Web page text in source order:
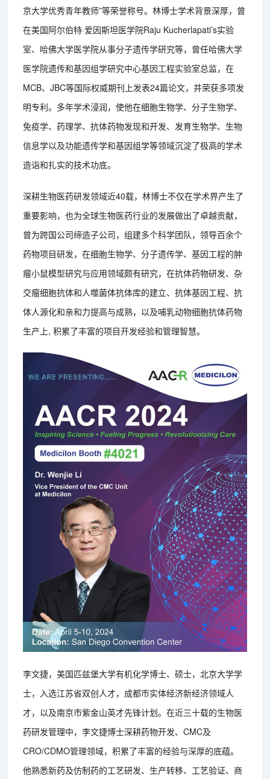
京大学优秀青年教师”等荣誉称号。林博士学术背景深厚，曾
在美国阿尔伯特·爱因斯坦医学院Raju Kucherlapati’s实验
室、哈佛大学医学院从事分子遗传学研究等，曾任哈佛大学
医学院遗传和基因组学研究中心基因工程实验室总监，在
MCB、JBC等国际权威期刊上发表24篇论文，并荣获多项发
明专利。多年学术浸润，使他在细胞生物学、分子生物学、
免疫学、药理学、抗体药物发现和开发、发育生物学、生物
信息学以及功能遗传学和基因组学等领域沉淀了极高的学术
造诣和扎实的技术功底。
深耕生物医药研发领域近40载，林博士不仅在学术界产生了
重要影响，也为全球生物医药行业的发展做出了卓越贡献，
曾为跨国公司缔造子公司，组建多个科学团队，领导百余个
药物项目研发，在细胞生物学、分子遗传学、基因工程的肿
瘤小鼠模型研究与应用领域颇有研究，在抗体药物研发、杂
交瘤细胞抗体和人噬菌体抗体库的建立、抗体基因工程、抗
体人源化和亲和力提高与成熟，以及哺乳动物细胞抗体药物
生产上, 积累了丰富的项目开发经验和管理智慧。
李文捷，美国匹兹堡大学有机化学博士、硕士，北京大学学
士，入选江苏省双创人才，成都市实体经济新经济领域人
才，以及南京市紫金山英才先锋计划。在近三十载的生物医
药研发管理中，李文捷博士深耕药物开发、CMC及
CRO/CDMO管理领域，积累了丰富的经验与深厚的底蕴。
他熟悉新药及仿制药的工艺研发、生产转移、工艺验证、商